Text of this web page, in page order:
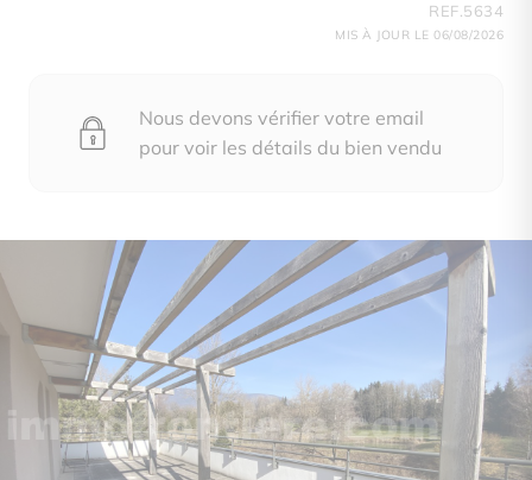
REF.5634
MIS À JOUR LE 06/08/2026
Nous devons vérifier votre email
pour voir les détails du bien vendu